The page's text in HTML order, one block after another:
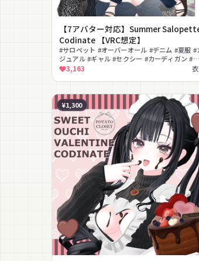
【7アバター対応】Summer
Codinate 【VRC想定】
#サロペット #オーバーオール #デニム #夏服 #
ジュアル #ギャル #セクシー #カーディガン #色
変更可能 #MA対応
3,163
¥1,300